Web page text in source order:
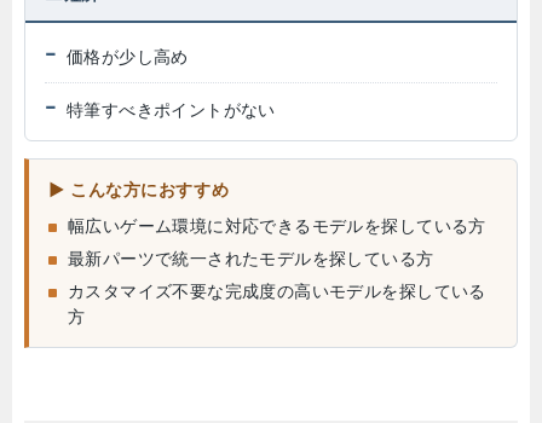
価格が少し高め
特筆すべきポイントがない
こんな方におすすめ
幅広いゲーム環境に対応できるモデルを探している方
最新パーツで統一されたモデルを探している方
カスタマイズ不要な完成度の高いモデルを探している
方